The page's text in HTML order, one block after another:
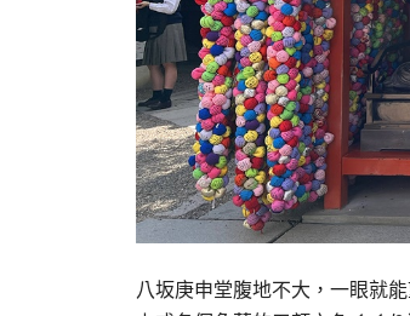
八坂庚申堂腹地不大，一眼就